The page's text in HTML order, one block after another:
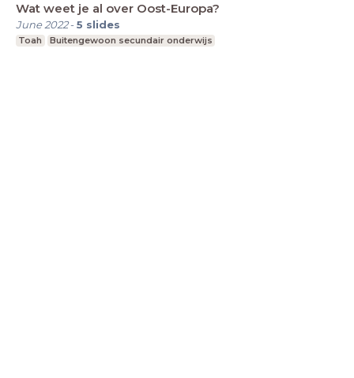
Wat weet je al over Oost-Europa?
June 2022-5 slides
Toah Buitengewoon secundair onderwijs